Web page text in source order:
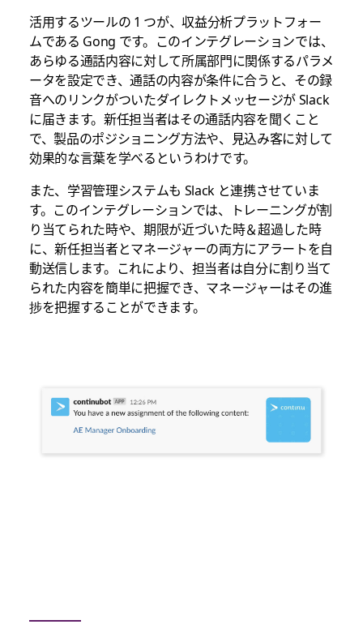
活用するツールの 1 つが、収益分析プラットフォー
ムである Gong です。このインテグレーションでは、
あらゆる通話内容に対して所属部門に関係するパラメ
ータを設定でき、通話の内容が条件に合うと、その録
音へのリンクがついたダイレクトメッセージが Slack
に届きます。新任担当者はその通話内容を聞くこと
で、製品のポジショニング方法や、見込み客に対して
効果的な言葉を学べるというわけです。
また、学習管理システムも Slack と連携させていま
す。このインテグレーションでは、トレーニングが割
り当てられた時や、期限が近づいた時＆超過した時
に、新任担当者とマネージャーの両方にアラートを自
動送信します。これにより、担当者は自分に割り当て
られた内容を簡単に把握でき、マネージャーはその進
捗を把握することができます。